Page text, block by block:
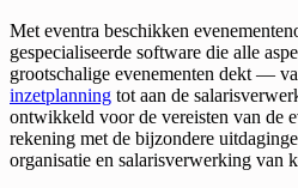
Met eventra beschikken
gespecialiseerde software die alle
grootschalige evenementen dekt —
inzetplanning tot aan de
ontwikkeld voor de vereisten van de
rekening met de bijzondere
organisatie en salarisverwerking van